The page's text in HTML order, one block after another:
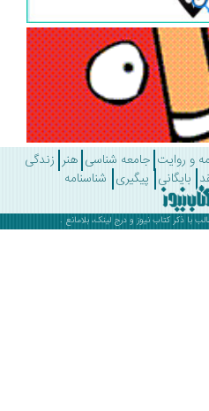
جامعه شناسی هنر زندگی
پیگیری شناسنامه
کتاب نیوزو درج لینک، بلامانع .